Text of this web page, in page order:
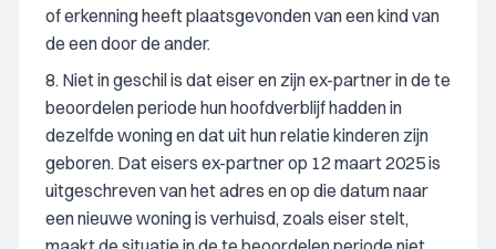
of erkenning heeft plaatsgevonden van een kind van
de een door de ander.
8. Niet in geschil is dat eiser en zijn ex-partner in de te
beoordelen periode hun hoofdverblijf hadden in
dezelfde woning en dat uit hun relatie kinderen zijn
geboren. Dat eisers ex-partner op 12 maart 2025 is
uitgeschreven van het adres en op die datum naar
een nieuwe woning is verhuisd, zoals eiser stelt,